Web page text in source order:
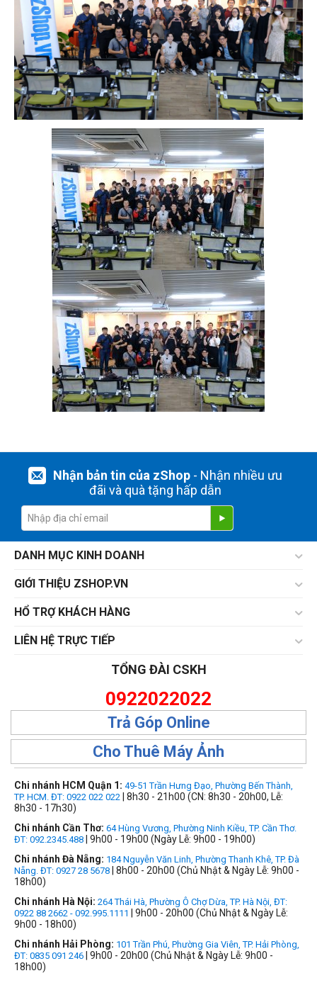
Nhận bản tin của zShop- Nhận nhiều ưu
đãi và quà tặng hấp dẫn
DANH MỤC KINH DOANH
GIỚI THIỆU ZSHOP.VN
HỔ TRỢ KHÁCH HÀNG
LIÊN HỆ TRỰC TIẾP
TỔNG ĐÀI CSKH
0922022022
Trả Góp Online
Cho Thuê Máy Ảnh
Chi nhánh HCM Quận 1: 49-51 Trần Hưng Đạo, Phường Bến Thành,
TP. HCM. ĐT: 0922 022 022 | 8h30 - 21h00 (CN: 8h30 - 20h00, Lễ:
8h30 - 17h30)
Chi nhánh Cần Thơ: 64 Hùng Vương, Phường Ninh Kiều, TP. Cần Thơ.
ĐT: 092.2345.488 | 9h00 - 19h00 (Ngày Lễ: 9h00 - 19h00)
Chi nhánh Đà Nẵng: 184 Nguyễn Văn Linh, Phường Thanh Khê, TP. Đà
Nẵng. ĐT: 0927 28 5678 | 8h00 - 20h00 (Chủ Nhật & Ngày Lễ: 9h00 -
18h00)
Chi nhánh Hà Nội: 264 Thái Hà, Phường Ô Chợ Dừa, TP. Hà Nội, ĐT:
0922 88 2662 - 092.995.1111
| 9h00 - 20h00 (Chủ Nhật & Ngày Lễ:
9h00 - 18h00)
Chi nhánh Hải Phòng: 101 Trần Phú, Phường Gia Viên, TP. Hải Phòng,
ĐT: 0835 091 246 | 9h00 - 20h00 (Chủ Nhật & Ngày Lễ: 9h00 -
18h00)